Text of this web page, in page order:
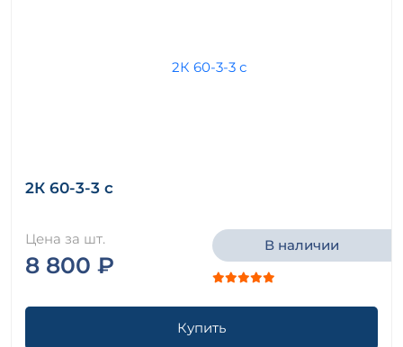
2К 60-3-3 с
Цена за шт.
8 800 ₽
В наличии
Купить